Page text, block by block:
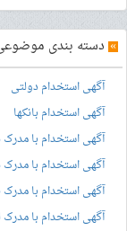
» دسته بندی
آگهی استخدام دولتی
آگهی استخدام بانکها
آگهی استخدام با مدرک
آگهی استخدام با مدرک
آگهی استخدام با
آگهی استخدام با